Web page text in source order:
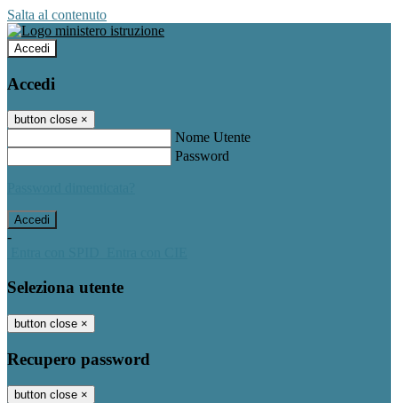
Salta al contenuto
Accedi
Accedi
button close ×
Nome Utente
Password
-
Seleziona utente
button close ×
Recupero password
button close ×